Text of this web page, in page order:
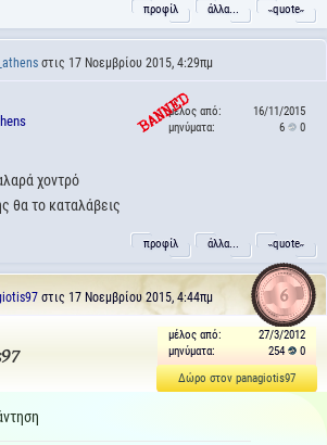
προφίλ άλλα... ˵quote˶
στις 17 Νοεμβρίου 2015, 4:29πμ
μέλος από:
16/11/2015
μηνύματα:
6 0
χοντρό
θα το καταλάβεις
προφίλ άλλα... ˵quote˶
6
στις 17 Νοεμβρίου 2015, 4:44πμ
μέλος από:
27/3/2012
μηνύματα:
254
0
Δώρο στον panagiotis97